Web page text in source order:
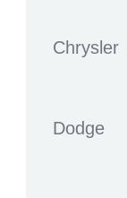
Chrysler
Dodge